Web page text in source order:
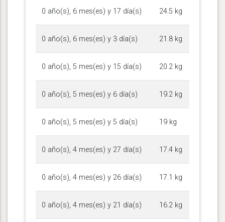
0 año(s), 6 mes(es) y 17 día(s) 24.5 kg
0 año(s), 6 mes(es) y 3 día(s) 21.8 kg
0 año(s), 5 mes(es) y 15 día(s) 20.2 kg
0 año(s), 5 mes(es) y 6 día(s) 19.2 kg
0 año(s), 5 mes(es) y 5 día(s) 19 kg
0 año(s), 4 mes(es) y 27 día(s) 17.4 kg
0 año(s), 4 mes(es) y 26 día(s) 17.1 kg
0 año(s), 4 mes(es) y 21 día(s) 16.2 kg